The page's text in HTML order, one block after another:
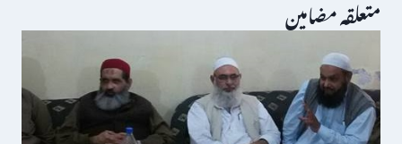
متعلقہ مضامین